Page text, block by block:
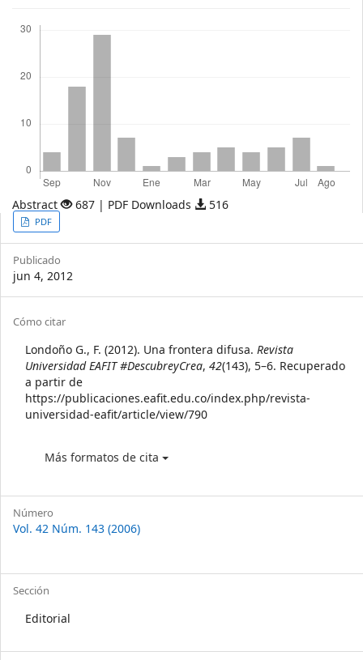
Abstract 687 | PDF Downloads 516
Article
Sidebar
PDF
Publicado
jun 4, 2012
Article
Details
Cómo citar
Londoño G., F. (2012). Una frontera difusa. Revista
Universidad EAFIT #DescubreyCrea, 42(143), 5–6. Recuperado
a partir de
https://publicaciones.eafit.edu.co/index.php/revista-
universidad-eafit/article/view/790
Más formatos de cita
Número
Vol. 42 Núm. 143 (2006)
Sección
Editorial